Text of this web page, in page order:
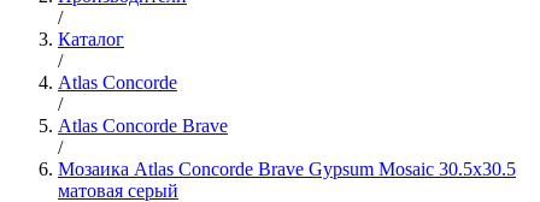
/
Каталог
/
Atlas Concorde
/
Atlas Concorde Brave
/
Мозаика Atlas Concorde Brave Gypsum Mosaic 30.5x30.5
матовая серый